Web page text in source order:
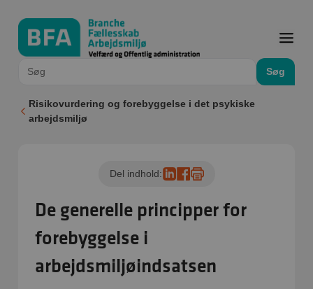
Søg
Risikovurdering og forebyggelse i det psykiske
arbejdsmiljø
De generelle principper for
forebyggelse i
arbejdsmiljøindsatsen
Del indhold: